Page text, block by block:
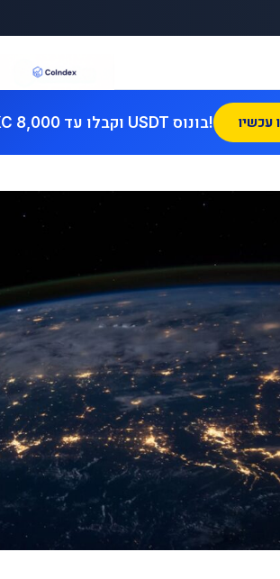
הירשמו ל-MEXC וקבלו עד 8,000 USDT בונוס!